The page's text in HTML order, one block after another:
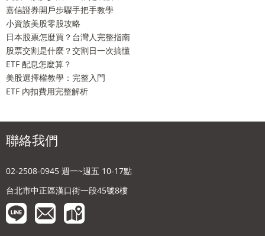
嘉信證券開戶步驟手把手教學
小資族美股零股攻略
日本股票怎麼買？台灣人完整指南
股票交割是什麼？交割日一次搞懂
ETF 配息怎麼算？
美股選擇權教學：完整入門
ETF 內扣費用完整解析
聯絡我們
02-2508-0945 週一~週五 10-17點
台北市中正區漢口街一段45號8樓